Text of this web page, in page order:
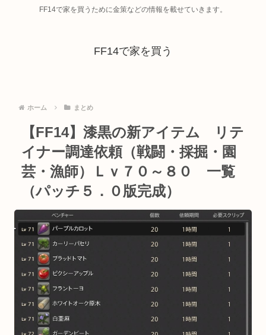
FF14で家を買うために金策などの情報を載せていきます。
FF14で家を買う
ホーム まとめ
【FF14】漆黒の新アイテム リテ
イナー調達依頼（戦闘・採掘・園
芸・漁師）Ｌｖ７０～８０ 一覧
（パッチ５．０版完成）